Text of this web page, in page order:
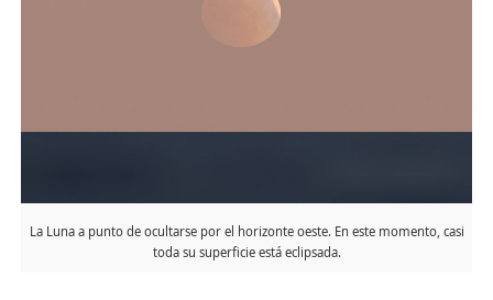
La Luna a punto de ocultarse por el horizonte oeste. En este momento, casi
toda su superficie está eclipsada.